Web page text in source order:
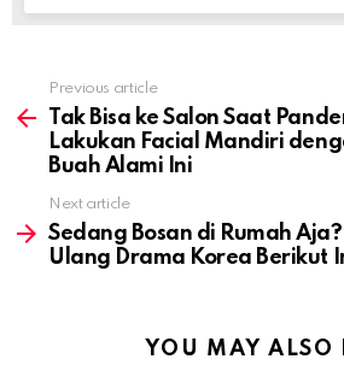
more
Previous article
Tak Bisa ke Salon Saat
Lakukan Facial Mandiri
Buah Alami Ini
Next article
Sedang Bosan di Rumah
Ulang Drama Korea Berikut
YOU MAY ALSO